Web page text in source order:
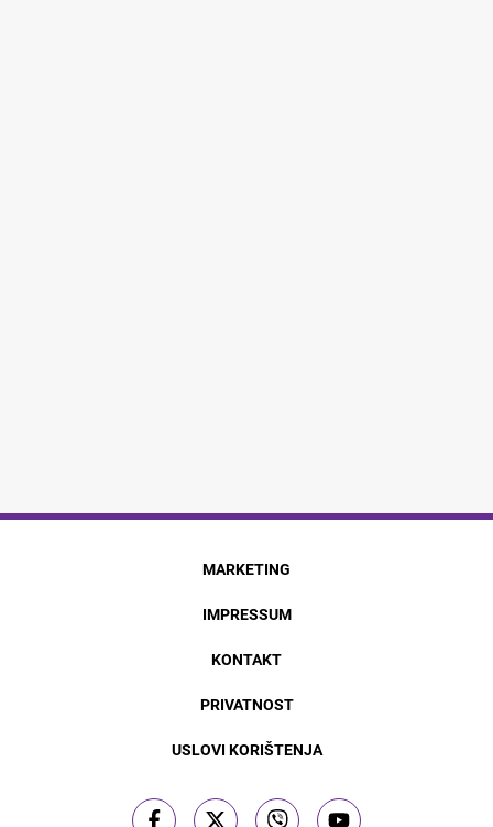
MARKETING
IMPRESSUM
KONTAKT
PRIVATNOST
USLOVI KORIŠTENJA